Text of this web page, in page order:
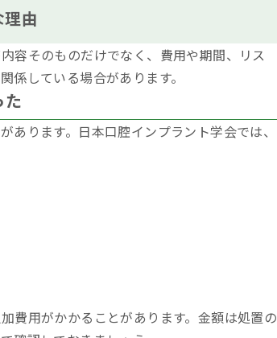
由
容そのものだけでなく、費用や期間、リス
係している場合があります。
た
ります。日本口腔インプラント学会では、
費用がかかることがあります。金額は処置の